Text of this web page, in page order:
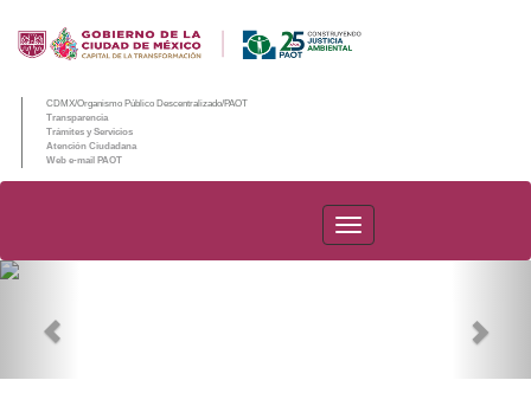
CDMX/Organismo Público Descentralizado/PAOT
Transparencia
Trámites y Servicios
Atención Ciudadana
Web e-mail PAOT
PAOT